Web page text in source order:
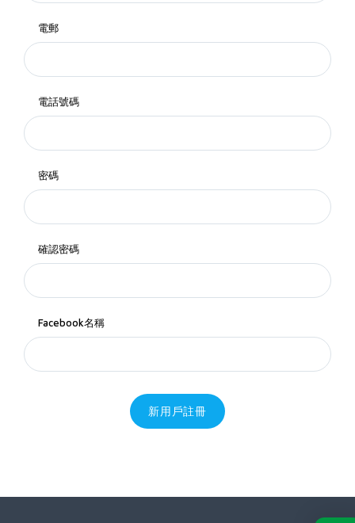
電郵
電話號碼
密碼
確認密碼
Facebook名稱
新用戶註冊